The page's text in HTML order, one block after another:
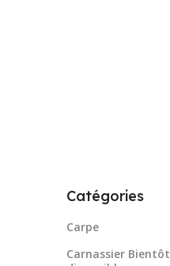
Catégories
Carpe
Carnassier Bientôt